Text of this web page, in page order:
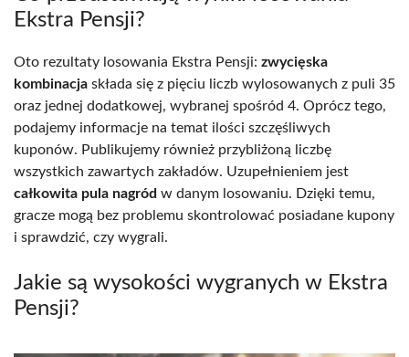
Ekstra Pensji?
Oto rezultaty losowania Ekstra Pensji: zwycięska
kombinacja składa się z pięciu liczb wylosowanych z puli 35
oraz jednej dodatkowej, wybranej spośród 4. Oprócz tego,
podajemy informacje na temat ilości szczęśliwych
kuponów. Publikujemy również przybliżoną liczbę
wszystkich zawartych zakładów. Uzupełnieniem jest
całkowita pula nagród w danym losowaniu. Dzięki temu,
gracze mogą bez problemu skontrolować posiadane kupony
i sprawdzić, czy wygrali.
Jakie są wysokości wygranych w Ekstra
Pensji?